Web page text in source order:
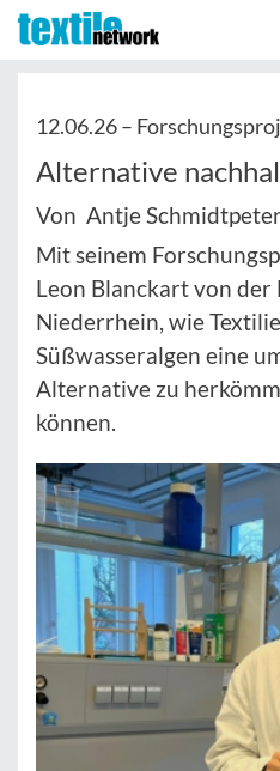
12.06.26 –
Alternative
Von Antje
Mit seinem
Leon Blanckart von der
Niederrhein, wie
Süßwasseralgen eine
Alternative zu
können.